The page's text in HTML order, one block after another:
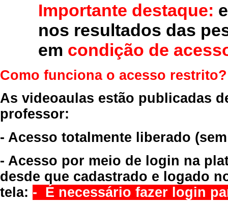
Importante destaque:
nos resultados das
em condição de
Como funciona o acesso restrito?
As videoaulas estão publicadas
professor:
- Acesso totalmente liberado
- Acesso por meio de login na
desde que cadastrado e logado
tela: - É necessário fazer login